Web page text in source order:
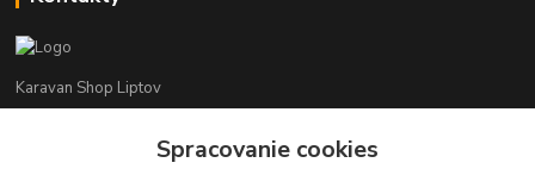
Karavan Shop Liptov
+421 903 626 885Spracovanie cookies